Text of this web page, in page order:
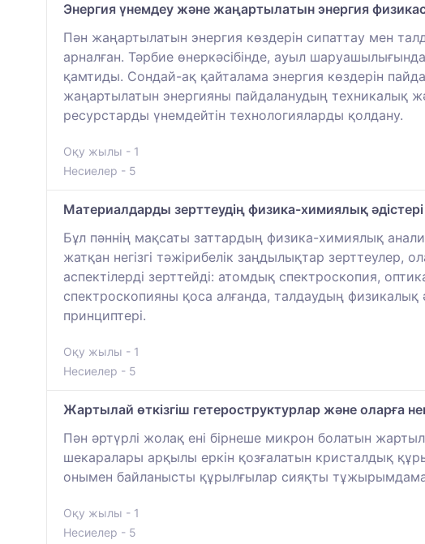
Энергия үнемдеу және жаңартылатын энергия
Пән жаңартылатын энергия көздерін сипаттау мен
арналған. Тәрбие өнеркәсібінде, ауыл
қамтиды. Сондай-ақ қайталама энергия көздерін
жаңартылатын энергияны пайдаланудың техникалық
ресурстарды үнемдейтін технологияларды қолдану.
Оқу жылы - 1
Несиелер - 5
Материалдарды зерттеудің физика-химиялық әдістері
Бұл пәннің мақсаты заттардың физика-химиялық
жатқан негізгі тәжірибелік заңдылықтар
аспектілерді зерттейді: атомдық спектроскопия,
спектроскопияны қоса алғанда, талдаудың
принциптері.
Оқу жылы - 1
Несиелер - 5
Жартылай өткізгіш гетероструктурлар және оларға
Пән әртүрлі жолақ ені бірнеше микрон болатын
шекаралары арқылы еркін қозғалатын кристалдық
онымен байланысты құрылғылар сияқты тұжырымдама
Оқу жылы - 1
Несиелер - 5